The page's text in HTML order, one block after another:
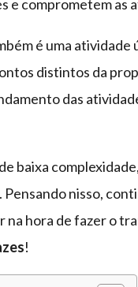
e comprometem as
é uma
distintos da
das
baixa
nisso,
hora de fazer o
!